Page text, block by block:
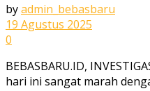
byadmin_bebasbaru
19 Agustus 2025
0
BEBASBARU.ID,
hari ini sangat marah